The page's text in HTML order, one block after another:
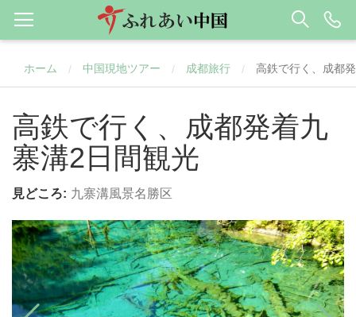
ホーム / 中国現地ツアー / 成都旅行 / 高鉄で行く、成都
高鉄で行く、成都発着九
寨溝2日間観光
見どころ: 九寨溝風景名勝区